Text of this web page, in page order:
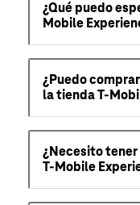
¿Qué puedo
Mobile
¿Puedo
la tienda T-
¿Necesito
T-Mobile